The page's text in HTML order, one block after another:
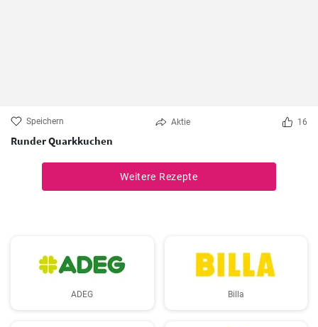
Speichern Aktie 16
Runder Quarkkuchen
Weitere Rezepte
ADEG Billa